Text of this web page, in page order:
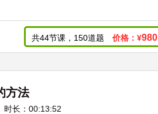
共44节课，150道题 价格：¥980
方法
时长：00:13:52